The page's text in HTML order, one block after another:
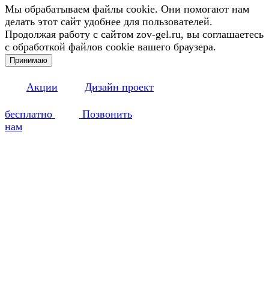
Мы обрабатываем файлы cookie. Они помогают нам
делать этот сайт удобнее для пользователей.
Продолжая работу с сайтом zov-gel.ru, вы соглашаетесь
с обработкой файлов cookie вашего браузера.
Принимаю
Акции Дизайн проект
бесплатно
Позвонить
нам